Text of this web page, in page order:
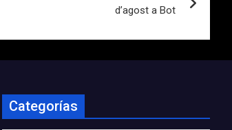
d’agost a Bot
Categorías